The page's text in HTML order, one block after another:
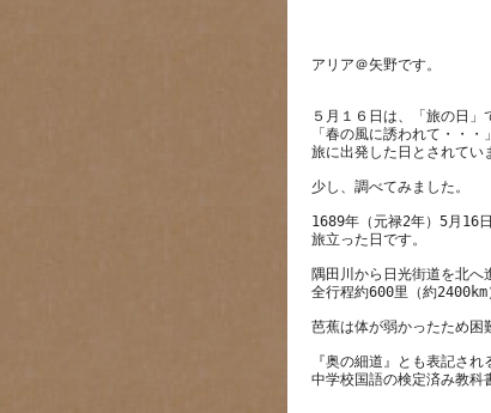
５月１６日は、「旅の日」
「春の風に誘われて・・
1689年（元禄2年）5月16
隅田川から日光街道を北へ
『奥の細道』とも表記さ